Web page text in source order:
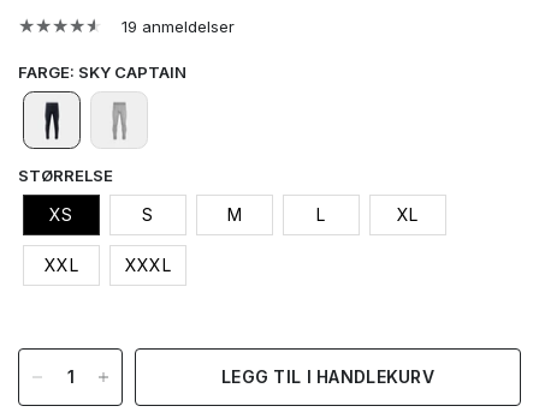
19 anmeldelser
FARGE: SKY CAPTAIN
STØRRELSE
XS S M L XL
XXL XXXL
LEGG TIL I HANDLEKURV